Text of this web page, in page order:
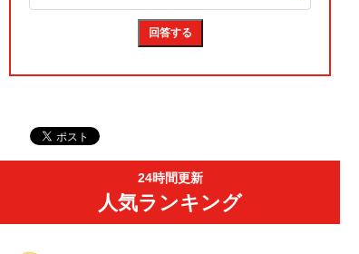
24時間更新
人気ランキング